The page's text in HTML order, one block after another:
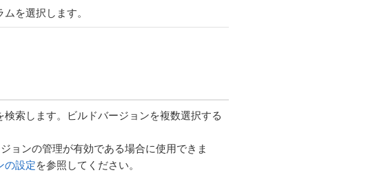
を選択します。
索します。ビルドバージョンを複数選択する
ョンの管理が有効である場合に使用できま
の設定を参照してください。